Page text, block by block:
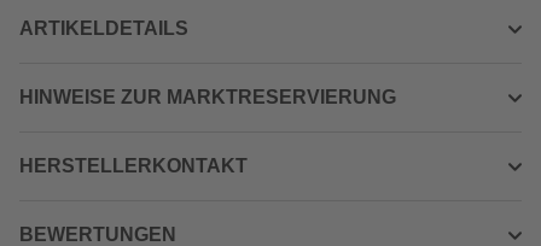
ARTIKELDETAILS
HINWEISE ZUR MARKTRESERVIERUNG
HERSTELLERKONTAKT
BEWERTUNGEN